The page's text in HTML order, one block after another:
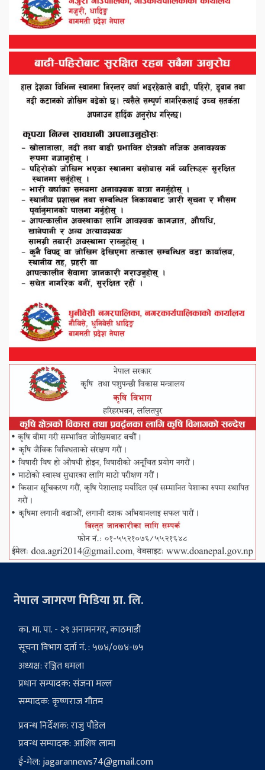
नेपाल जागरण मिडिया प्रा. लि.
का. मा. पा. - २९ अनामनगर, काठमाडौं
सूचना विभाग दर्ता नं. : ५७४/०७४-७५
अध्यक्ष: रञ्जित धमला
प्रधान सम्पादक: संजना मल्ल
सम्पादक: कृष्णराज गौतम
प्रवन्ध निर्देशक: राजु पौडेल
प्रवन्ध सम्पादक: आशिष लामा
ई-मेल:jagarannews74@gmail.com